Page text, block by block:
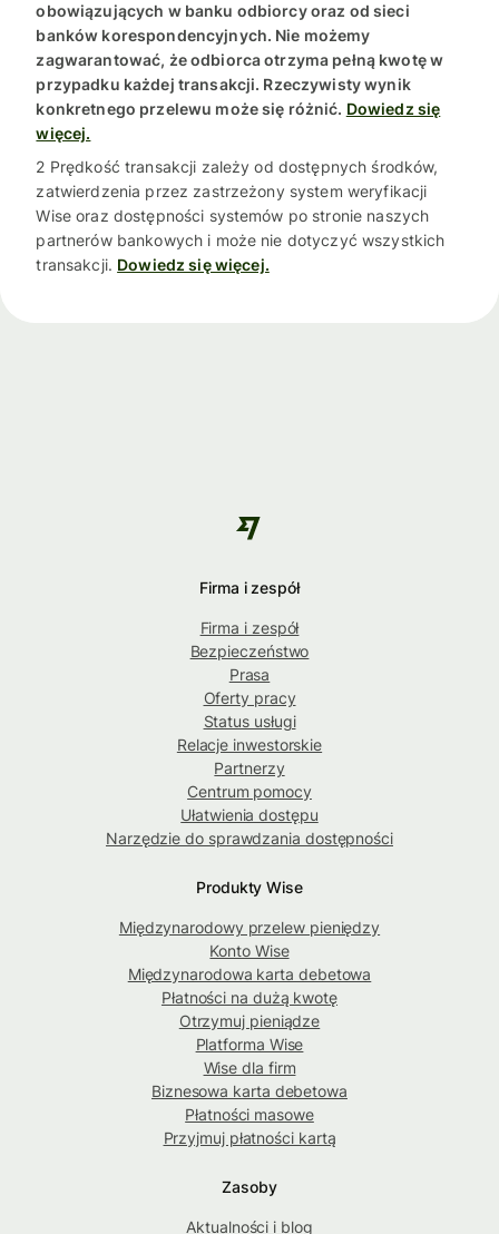
obowiązujących w banku odbiorcy oraz od sieci
banków korespondencyjnych. Nie możemy
zagwarantować, że odbiorca otrzyma pełną kwotę w
przypadku każdej transakcji. Rzeczywisty wynik
konkretnego przelewu może się różnić. Dowiedz się
więcej.
2 Prędkość transakcji zależy od dostępnych środków,
zatwierdzenia przez zastrzeżony system weryfikacji
Wise oraz dostępności systemów po stronie naszych
partnerów bankowych i może nie dotyczyć wszystkich
transakcji. Dowiedz się więcej.
Firma i zespół
Firma i zespół
Bezpieczeństwo
Prasa
Oferty pracy
Status usługi
Relacje inwestorskie
Partnerzy
Centrum pomocy
Ułatwienia dostępu
Narzędzie do sprawdzania dostępności
Produkty Wise
Międzynarodowy przelew pieniędzy
Konto Wise
Międzynarodowa karta debetowa
Płatności na dużą kwotę
Otrzymuj pieniądze
Platforma Wise
Wise dla firm
Biznesowa karta debetowa
Płatności masowe
Przyjmuj płatności kartą
Zasoby
Aktualności i blog